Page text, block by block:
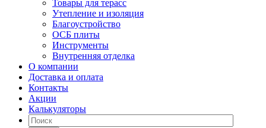
Товары для терасс
Утепление и изоляция
Благоустройство
ОСБ плиты
Инструменты
Внутренняя отделка
О компании
Доставка и оплата
Контакты
Акции
Калькуляторы